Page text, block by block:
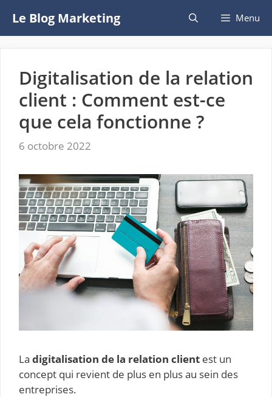
contenu
Le Blog Marketing Menu
Digitalisation de la relation
client : Comment est-ce
que cela fonctionne ?
6 octobre 2022
La digitalisation de la relation client est un
concept qui revient de plus en plus au sein des
entreprises.